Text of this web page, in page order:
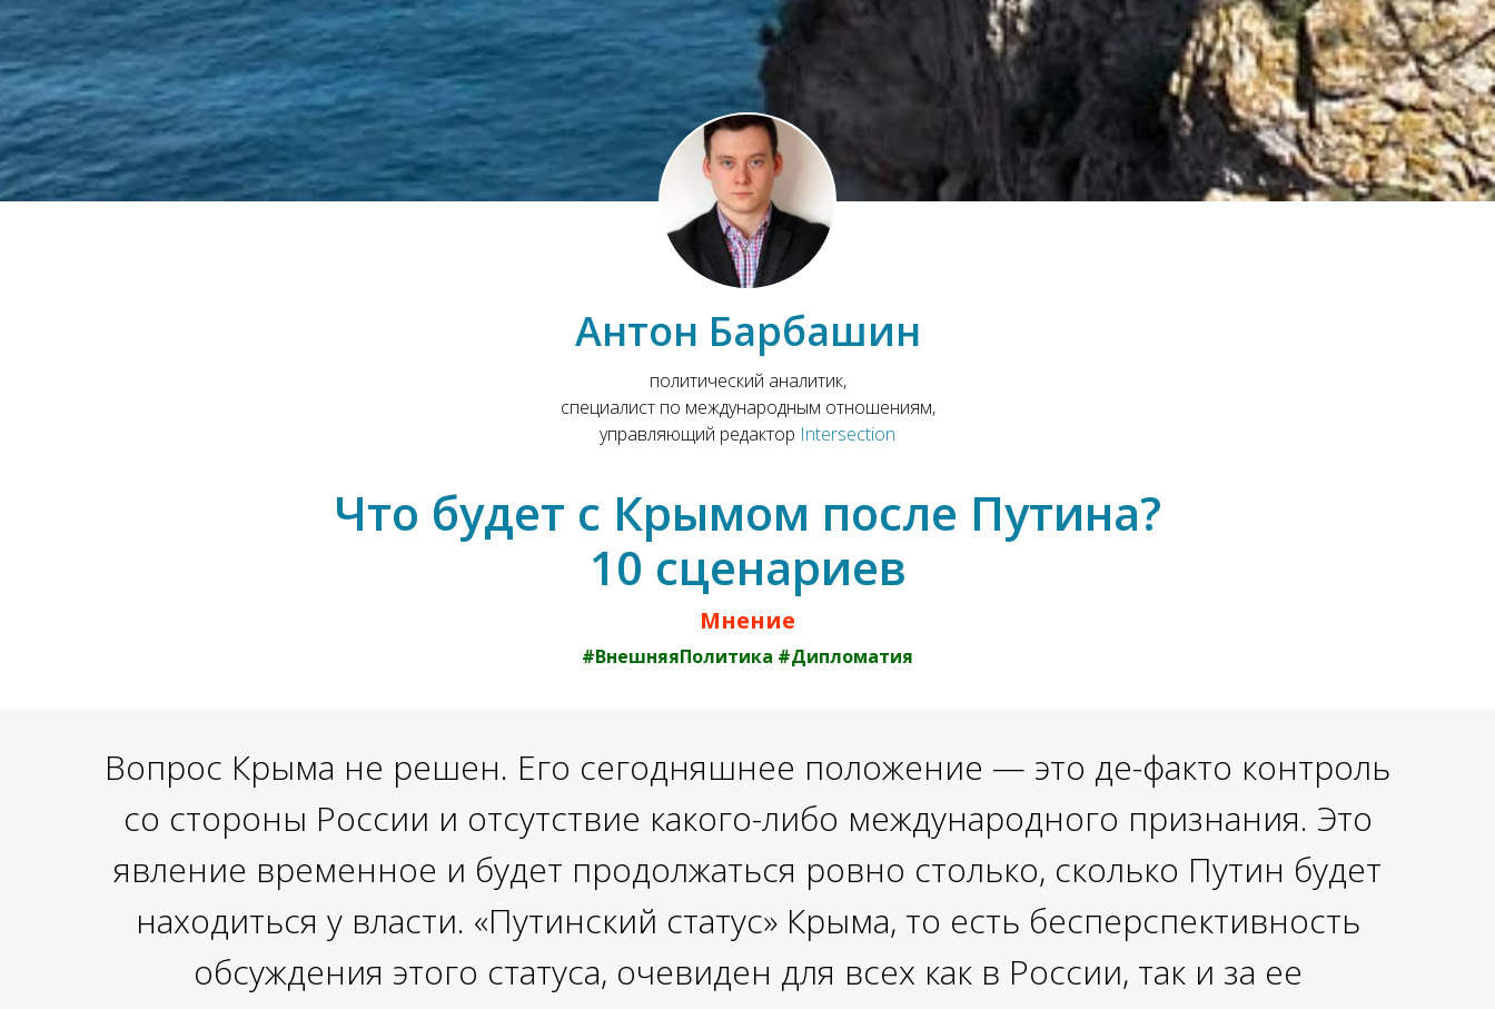
Антон Барбашин
политический аналитик,
специалист по международным отношениям,
управляющий редактор Intersection
Что будет с Крымом после Путина?
10 сценариев
Мнение
#ВнешняяПолитика #Дипломатия
Вопрос Крыма не решен. Его сегодняшнее положение — это де-факто контроль
со стороны России и отсутствие какого-либо международного признания. Это
явление временное и будет продолжаться ровно столько, сколько Путин будет
находиться у власти. «Путинский статус» Крыма, то есть бесперспективность
обсуждения этого статуса, очевиден для всех как в России, так и за ее